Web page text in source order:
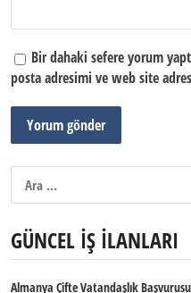
Bir dahaki sefere yorum
posta adresimi ve web site
GÜNCEL İŞ İLANLARI
Almanya Çifte Vatandaşlık Başvurusu